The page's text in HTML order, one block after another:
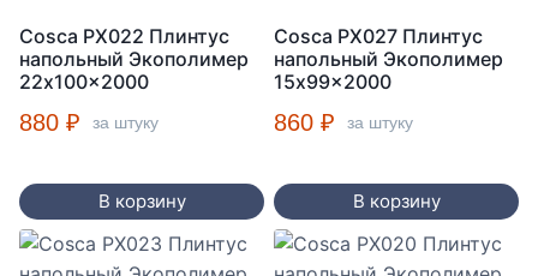
Cosca PX022 Плинтус
напольный Экополимер
22x100x2000
880 ₽ за штуку
В корзину
Cosca PX027 Плинтус
напольный Экополимер
15x99x2000
860 ₽ за штуку
В корзину